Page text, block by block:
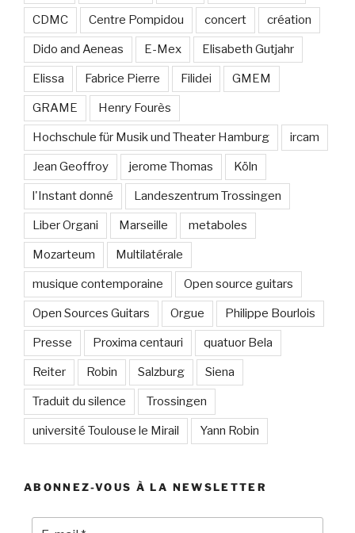
CDMC Centre Pompidou concert création
Dido and Aeneas E-Mex Elisabeth Gutjahr
Elissa Fabrice Pierre Filidei GMEM
GRAME Henry Fourès
Hochschule für Musik und Theater Hamburg ircam
Jean Geoffroy jerome Thomas Köln
l'Instant donné Landeszentrum Trossingen
Liber Organi Marseille metaboles
Mozarteum Multilatérale
musique contemporaine Open source guitars
Open Sources Guitars Orgue Philippe Bourlois
Presse Proxima centauri quatuor Bela
Reiter Robin Salzburg Siena
Traduit du silence Trossingen
université Toulouse le Mirail Yann Robin
ABONNEZ-VOUS À LA NEWSLETTER